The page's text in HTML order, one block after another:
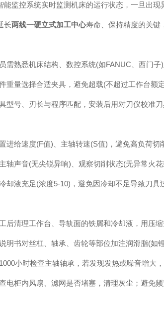
能监控系统实时监测机床的运行状态，一旦出
长两线一硬立式加工中心寿命、保持精度的关键
熟悉机床结构、数控系统(如FANUC、西门子)
量选择合适夹具，避免超载(不超过工作台额定
号、刃长与程序匹配，安装后用对刀仪校准刀
给速度(F值)、主轴转速(S值)，避免高负荷切
声音(无尖锐异响)、观察切削状态(无异常火花
液充足(浓度5-10)，避免因冷却不足导致刀具
清理工作台、导轨面的铁屑和冷却液，用压缩
书对丝杠、轴承、齿轮等部位加注润滑脂(如
小时检查主轴轴承，若发现发热或噪音增大，
柜内风扇、滤网是否堵塞，清理灰尘；避免频